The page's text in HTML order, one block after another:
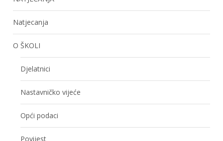
Natjecanja
O ŠKOLI
Djelatnici
Nastavničko vijeće
Opći podaci
Povijest